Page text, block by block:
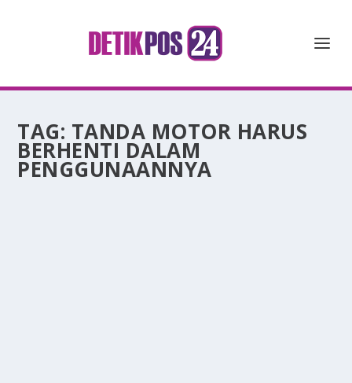
TAG: TANDA MOTOR HARUS
BERHENTI DALAM
PENGGUNAANNYA